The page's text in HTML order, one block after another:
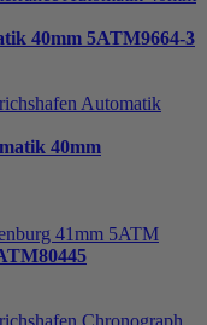
40mm 5ATM9664-3
40mm
80445